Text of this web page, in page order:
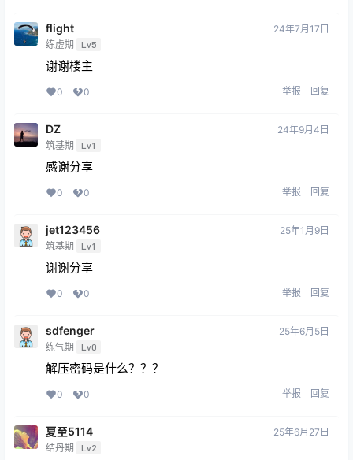
flight
练虚期 Lv5
24年7月17日
谢谢楼主
0 0 举报 回复
DZ
筑基期 Lv1
24年9月4日
感谢分享
0 0 举报 回复
jet123456
筑基期 Lv1
25年1月9日
谢谢分享
0 0 举报 回复
sdfenger
练气期 Lv0
25年6月5日
解压密码是什么？？？
0 0 举报 回复
夏至5114
结丹期 Lv2
25年6月27日